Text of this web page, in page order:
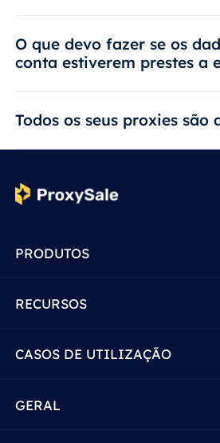
O que devo fazer se os
conta estiverem prestes a
Todos os seus proxies são
PRODUTOS
RECURSOS
CASOS DE UTILIZAÇÃO
GERAL